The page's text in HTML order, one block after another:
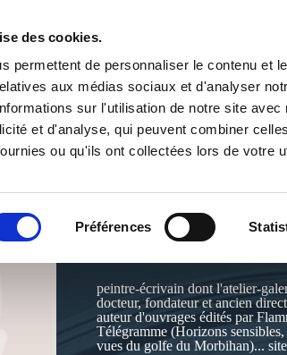
des cookies.
permettent de personnaliser le contenu et
aux médias sociaux et d'analyser
sur l'utilisation de notre site avec
et d'analyse, qui peuvent combiner
ou qu'ils ont collectées lors de votre
Préférences
PUBLIER UN LIVRE
ANDRÉ
peintre-écrivain dont l'atelier-
docteur, fondateur et ancien
auteur d'ouvrages édités par
Télégramme (Horizons
vues du golfe du Morbihan)...